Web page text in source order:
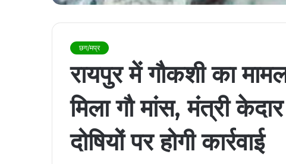
छग/मप्र
रायपुर में गौकशी का
मिला गौ मांस, मंत्री
दोषियों पर होगी कार्रवाई